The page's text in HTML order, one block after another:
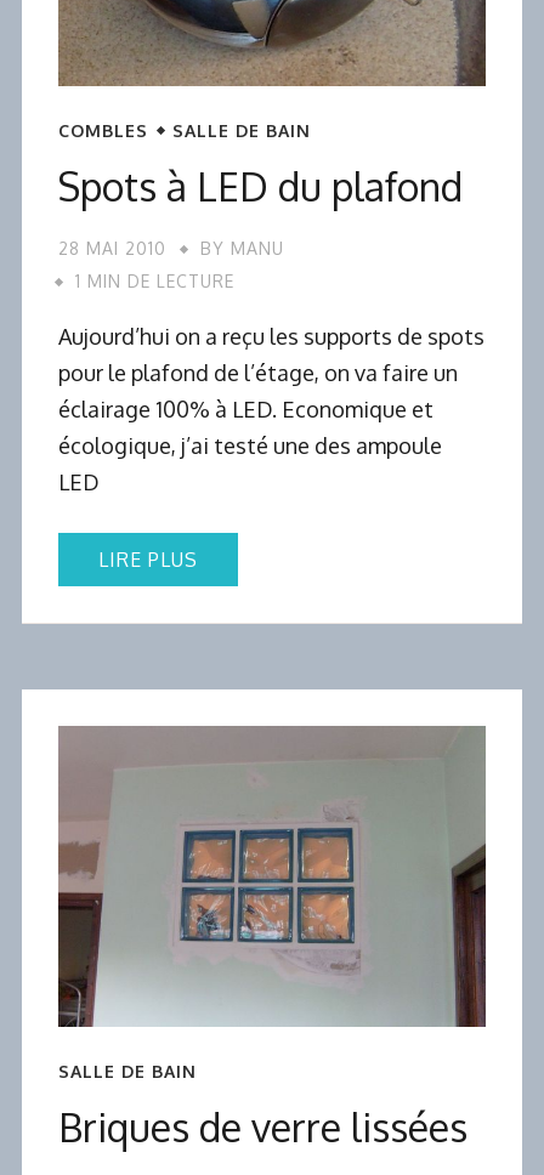
COMBLES SALLE DE BAIN
Spots à LED du plafond
28 MAI 2010 BY MANU
1 MIN DE LECTURE
Aujourd’hui on a reçu les supports de spots
pour le plafond de l’étage, on va faire un
éclairage 100% à LED. Economique et
écologique, j’ai testé une des ampoule
LED
LIRE PLUS
SALLE DE BAIN
Briques de verre lissées